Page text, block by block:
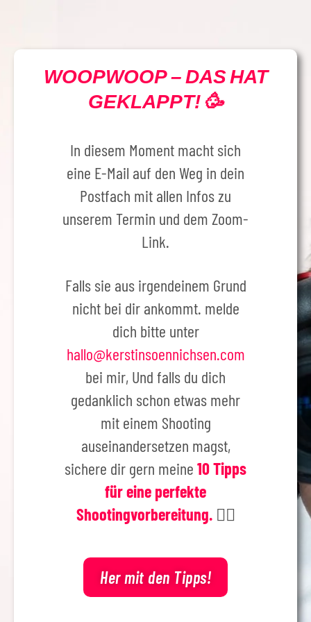
WOOPWOOP– DAS HAT
GEKLAPPT! 🥳
In diesem Moment macht sich
eine E-Mail auf den Weg in dein
Postfach mit allen Infos zu
unserem Termin und dem Zoom-
Link.
Falls sie aus irgendeinem Grund
nicht bei dir ankommt. melde
dich bitte unter
hallo@kerstinsoennichsen.com
bei mir, Und falls du dich
gedanklich schon etwas mehr
mit einem Shooting
auseinandersetzen magst,
sichere dir gern meine 10 Tipps
für eine perfekte
Shootingvorbereitung. 👇🏻
Her mit den Tipps!